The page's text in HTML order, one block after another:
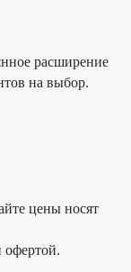
расширение
на выбор.
цены носят
офертой.